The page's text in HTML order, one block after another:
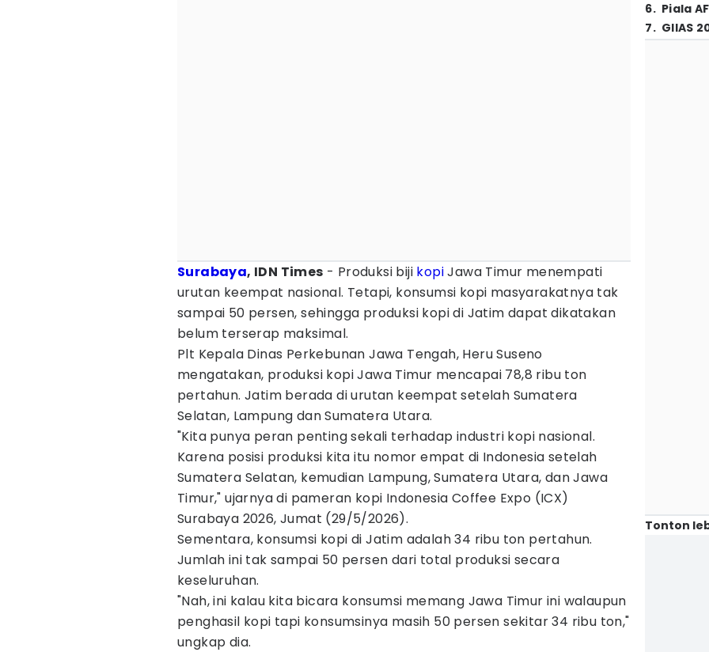
Surabaya, IDN Times - Produksi biji kopiJawa Timur menempati
urutan keempat nasional. Tetapi, konsumsi kopi masyarakatnya tak
sampai 50 persen, sehingga produksi kopi di Jatim dapat dikatakan
belum terserap maksimal.
Plt Kepala Dinas Perkebunan Jawa Tengah, Heru Suseno
mengatakan, produksi kopi Jawa Timur mencapai 78,8 ribu ton
pertahun. Jatim berada di urutan keempat setelah Sumatera
Selatan, Lampung dan Sumatera Utara.
"Kita punya peran penting sekali terhadap industri kopi nasional.
Karena posisi produksi kita itu nomor empat di Indonesia setelah
Sumatera Selatan, kemudian Lampung, Sumatera Utara, dan Jawa
Timur," ujarnya di pameran kopi Indonesia Coffee Expo (ICX)
Surabaya 2026, Jumat (29/5/2026).
Sementara, konsumsi kopi di Jatim adalah 34 ribu ton pertahun.
Jumlah ini tak sampai 50 persen dari total produksi secara
keseluruhan.
"Nah, ini kalau kita bicara konsumsi memang Jawa Timur ini walaupun
penghasil kopi tapi konsumsinya masih 50 persen sekitar 34 ribu ton,"
ungkap dia.
6. Piala
7. GIIAS
Tonton